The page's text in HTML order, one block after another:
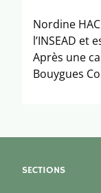
Nordine
l’INSEAD et
Après une
Bouygues
SECTIONS